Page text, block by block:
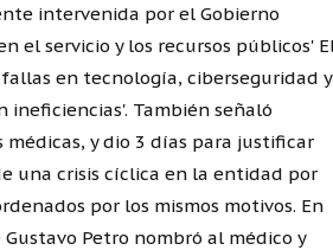
intervenida por el Gobierno
el servicio y los recursos públicos'
en tecnología, ciberseguridad y
ineficiencias'. También señaló
y dio 3 días para justificar
una crisis cíclica en la entidad por
por los mismos motivos. En
Petro nombró al médico y